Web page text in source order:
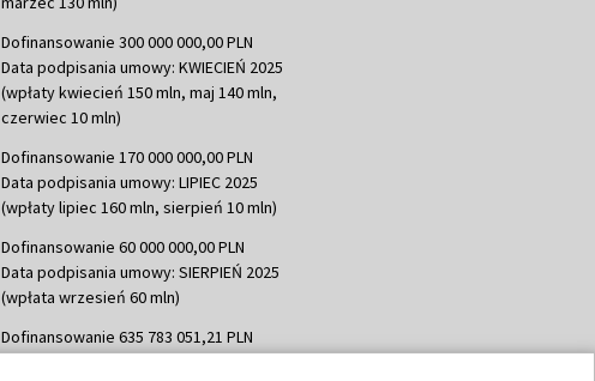
Dofinansowanie 300 000 000,00 PLN
Data podpisania umowy: KWIECIEŃ 2025
(wpłaty kwiecień 150 mln, maj 140 mln,
czerwiec 10 mln)
Dofinansowanie 170 000 000,00 PLN
Data podpisania umowy: LIPIEC 2025
(wpłaty lipiec 160 mln, sierpień 10 mln)
Dofinansowanie 60 000 000,00 PLN
Data podpisania umowy: SIERPIEŃ 2025
(wpłata wrzesień 60 mln)
Dofinansowanie 635 783 051,21 PLN